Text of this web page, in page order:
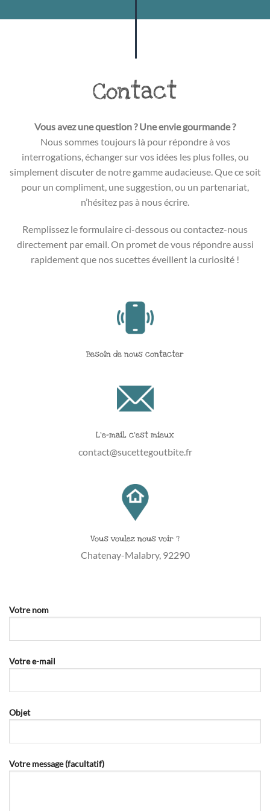
Contact
Vous avez une question ? Une envie gourmande ?
Nous sommes toujours là pour répondre à vos
interrogations, échanger sur vos idées les plus folles, ou
simplement discuter de notre gamme audacieuse. Que ce soit
pour un compliment, une suggestion, ou un partenariat,
n’hésitez pas à nous écrire.
Remplissez le formulaire ci-dessous ou contactez-nous
directement par email. On promet de vous répondre aussi
rapidement que nos sucettes éveillent la curiosité !
Besoin de nous contacter
L’e-mail, c’est mieux
contact@sucettegoutbite.fr
Vous voulez nous voir ?
Chatenay-Malabry, 92290
Votre nom
Votre e-mail
Objet
Votre message (facultatif)